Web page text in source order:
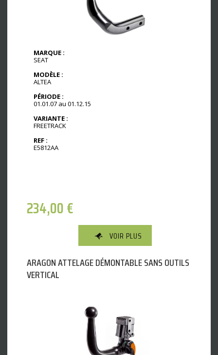
MARQUE :
SEAT
MODÈLE :
ALTEA
PÉRIODE :
01.01.07 au 01.12.15
VARIANTE :
FREETRACK
REF :
E5812AA
234,00€
VOIR PLUS
ARAGON ATTELAGE DÉMONTABLE SANS OUTILS
VERTICAL